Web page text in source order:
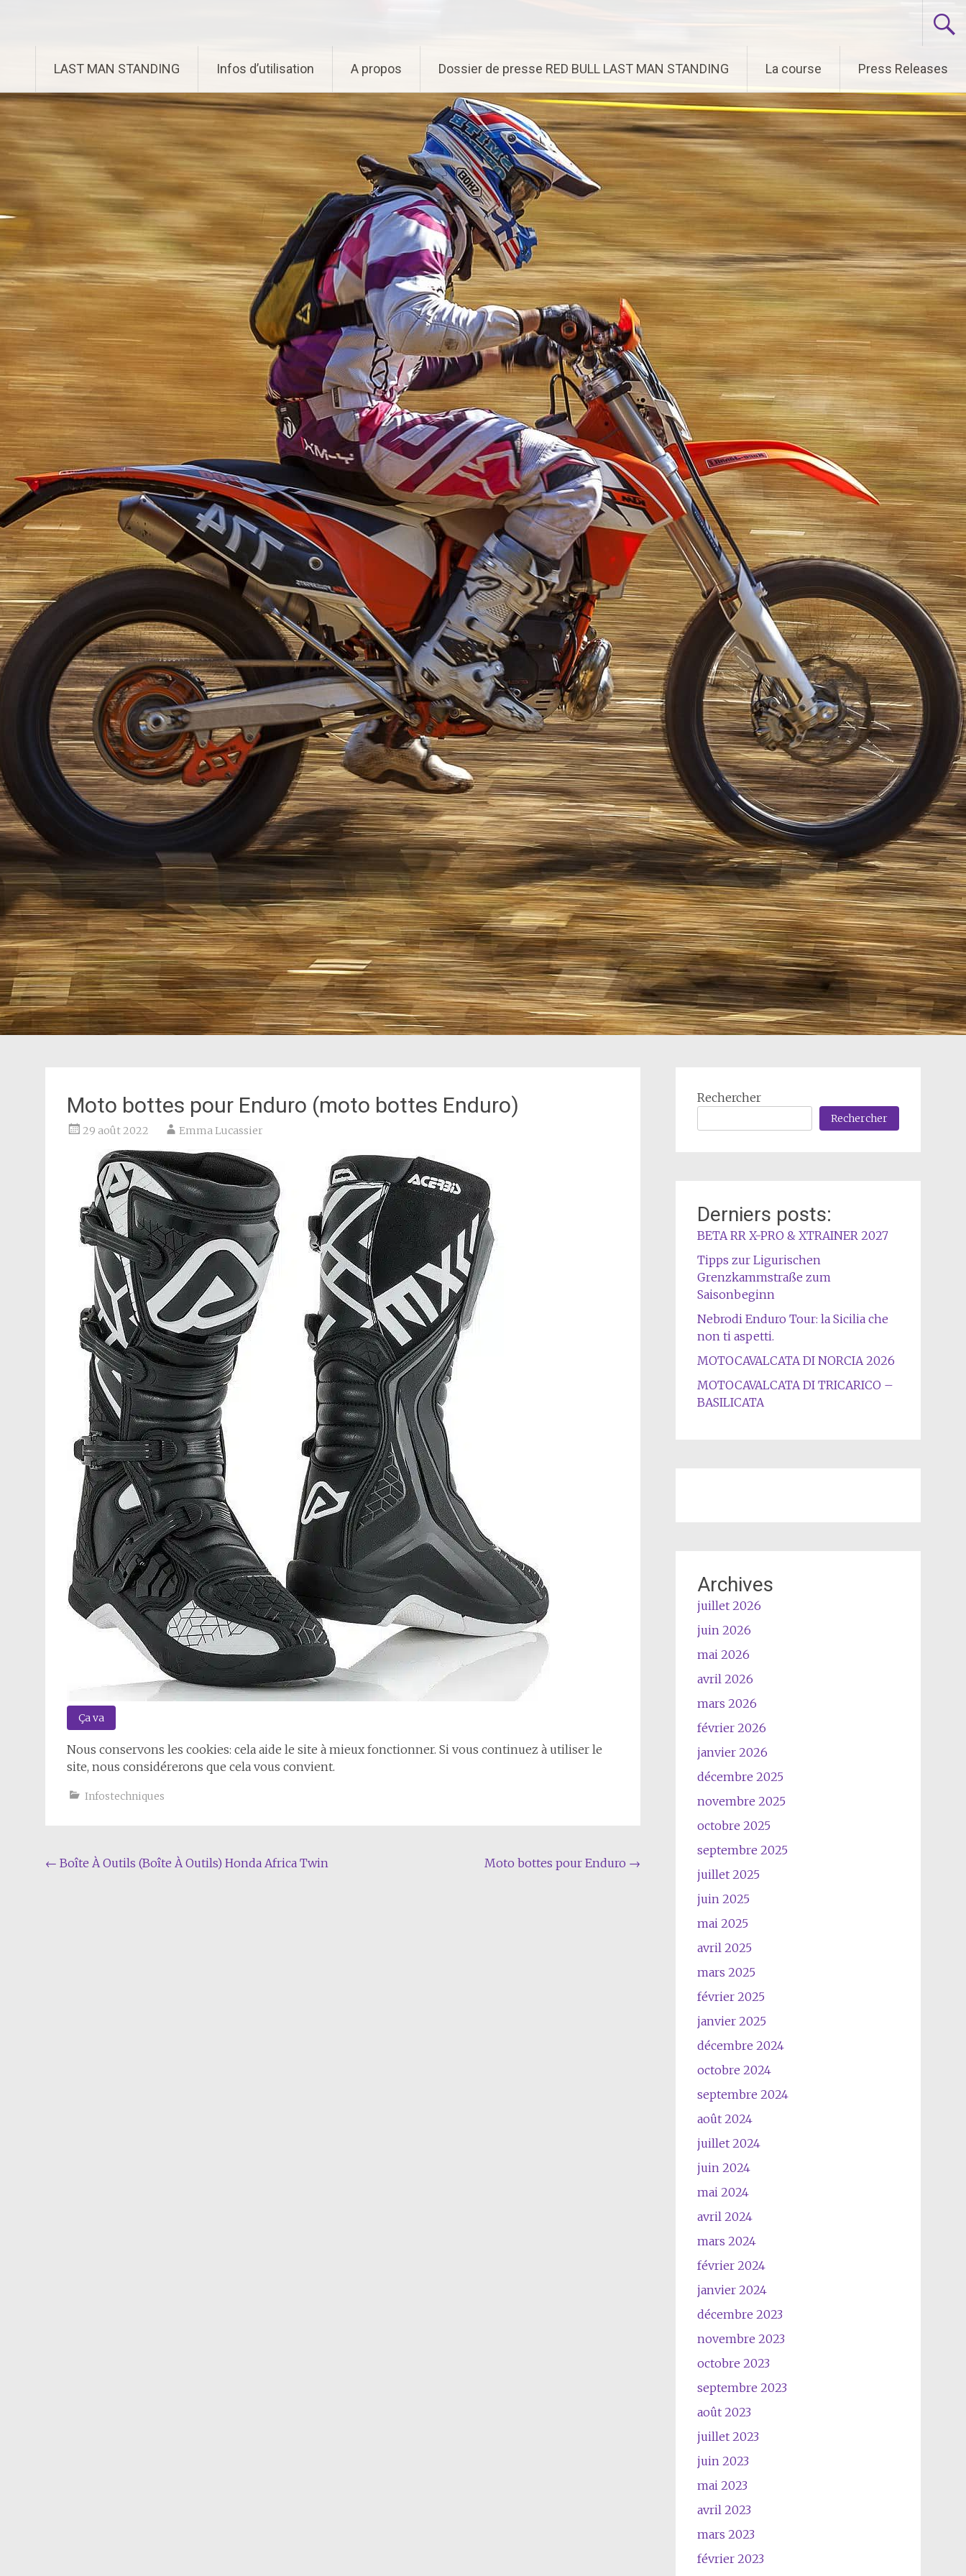
contenu
LAST MAN STANDING Infos d’utilisation A propos Dossier de presse RED BULL LAST MAN STANDING La course Press Releases
Moto bottes pour Enduro (moto bottes Enduro)
29 août 2022 Emma Lucassier
Ça va
Nous conservons les cookies: cela aide le site à mieux fonctionner. Si vous continuez à utiliser le
site, nous considérerons que cela vous convient.
Infostechniques
Navigation
← Boîte À Outils (Boîte À Outils) Honda Africa Twin Moto bottes pour Enduro →
Rechercher
Rechercher
Derniers posts:
BETA RR X-PRO & XTRAINER 2027
Tipps zur Ligurischen
Grenzkammstraße zum
Saisonbeginn
Nebrodi Enduro Tour: la Sicilia che
non ti aspetti.
MOTOCAVALCATA DI NORCIA 2026
MOTOCAVALCATA DI TRICARICO –
BASILICATA
Archives
juillet 2026
juin 2026
mai 2026
avril 2026
mars 2026
février 2026
janvier 2026
décembre 2025
novembre 2025
octobre 2025
septembre 2025
juillet 2025
juin 2025
mai 2025
avril 2025
mars 2025
février 2025
janvier 2025
décembre 2024
octobre 2024
septembre 2024
août 2024
juillet 2024
juin 2024
mai 2024
avril 2024
mars 2024
février 2024
janvier 2024
décembre 2023
novembre 2023
octobre 2023
septembre 2023
août 2023
juillet 2023
juin 2023
mai 2023
avril 2023
mars 2023
février 2023